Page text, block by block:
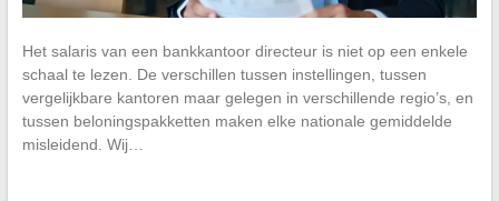
Het salaris van een bankkantoor directeur is niet op een enkele
schaal te lezen. De verschillen tussen instellingen, tussen
vergelijkbare kantoren maar gelegen in verschillende regio’s, en
tussen beloningspakketten maken elke nationale gemiddelde
misleidend. Wij…